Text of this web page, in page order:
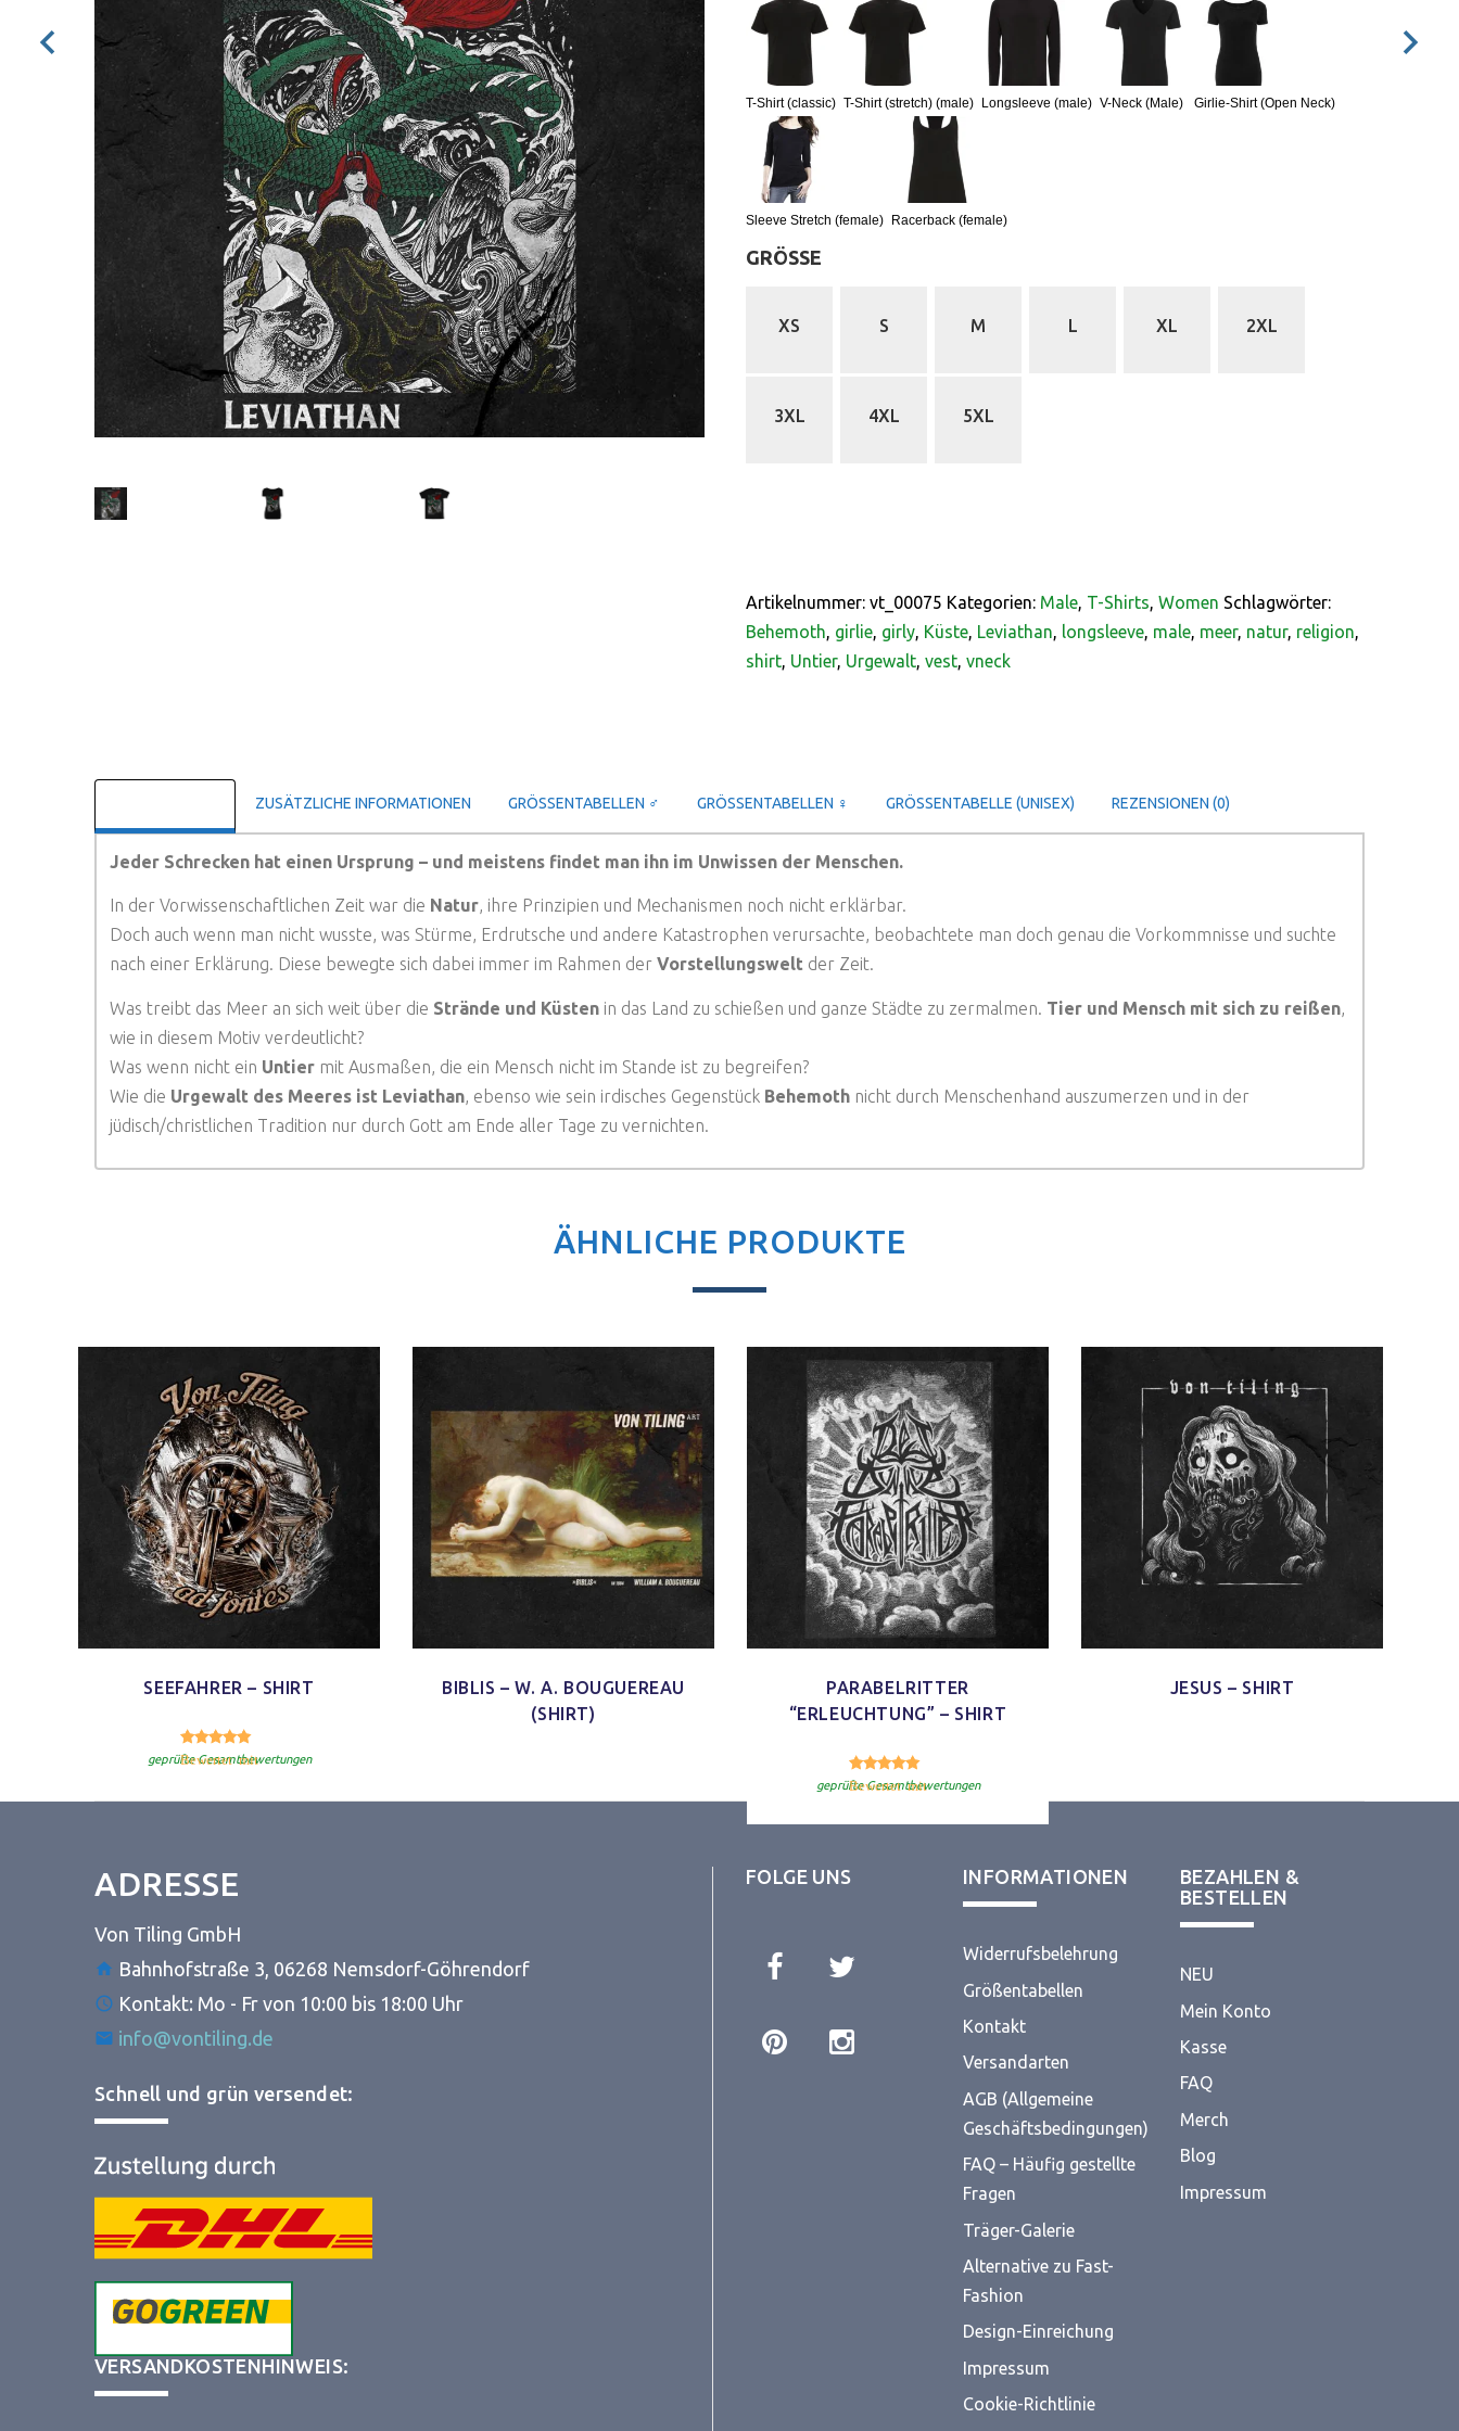
T-Shirt (classic) T-Shirt (stretch) (male) Longsleeve (male) V-Neck (Male) Girlie-Shirt (Open Neck)
Sleeve Stretch (female) Racerback (female)
GRÖSSE
XS S M L XL 2XL
3XL 4XL 5XL
Artikelnummer: vt_00075 Kategorien: Male T-Shirts Women Schlagwörter:
Behemoth girlie girly Küste Leviathan longsleeve male meer, natur, religion
shirt Untier, Urgewalt vest vneck
ZUSÄTZLICHE INFORMATIONEN GRÖSSENTABELLEN ♂ GRÖSSENTABELLEN ♀ GRÖSSENTABELLE (UNISEX) REZENSIONEN (0)
Jeder Schrecken hat einen Ursprung – und meistens findet man ihn im Unwissen der Menschen.
In der Vorwissenschaftlichen Zeit war die Natur, ihre Prinzipien und Mechanismen noch nicht erklärbar.
Doch auch wenn man nicht wusste, was Stürme, Erdrutsche und andere Katastrophen verursachte, beobachtete man doch genau die Vorkommnisse und suchte
nach einer Erklärung. Diese bewegte sich dabei immer im Rahmen der Vorstellungswelt der Zeit.
Was treibt das Meer an sich weit über die Strände und Küsten in das Land zu schießen und ganze Städte zu zermalmen. Tier und Mensch mit sich zu reißen
wie in diesem Motiv verdeutlicht?
Was wenn nicht ein Untier mit Ausmaßen, die ein Mensch nicht im Stande ist zu begreifen?
Wie die Urgewalt des Meeres ist Leviathan , ebenso wie sein irdisches Gegenstück Behemoth nicht durch Menschenhand auszumerzen und in der
jüdisch/christlichen Tradition nur durch Gott am Ende aller Tage zu vernichten.
ÄHNLICHE PRODUKTE
SEEFAHRER – SHIRT
Bewertet mit 5.00
geprüfte Gesamtbewertungen
BIBLIS – W. A. BOUGUEREAU
(SHIRT)
PARABELRITTER
“ERLEUCHTUNG” – SHIRT
Bewertet mit 4.33
geprüfte Gesamtbewertungen
JESUS – SHIRT
ADRESSE
Von Tiling GmbH
Bahnhofstraße 3, 06268 Nemsdorf-Göhrendorf
Kontakt: Mo - Fr von 10:00 bis 18:00 Uhr
info@vontiling.de
Schnell und grün versendet:
VERSANDKOSTENHINWEIS:
FOLGE UNS INFORMATIONEN
Widerrufsbelehrung
Größentabellen
Kontakt
Versandarten
AGB (Allgemeine
Geschäftsbedingungen)
FAQ – Häufig gestellte
Fragen
Träger-Galerie
Alternative zu Fast-
Fashion
Design-Einreichung
Impressum
Cookie-Richtlinie
BEZAHLEN &
BESTELLEN
NEU
Mein Konto
Kasse
FAQ
Merch
Blog
Impressum